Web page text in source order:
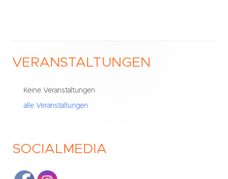
Haupt-
Seitenleiste
VERANSTALTUNGEN
Keine Veranstaltungen
alle Veranstaltungen
SOCIALMEDIA